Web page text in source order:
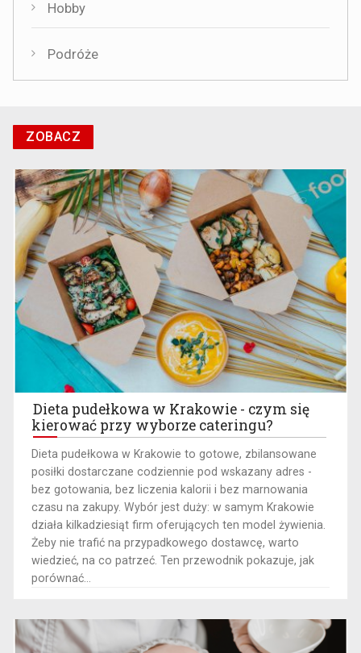
Hobby
Podróże
ZOBACZ
Dieta pudełkowa w Krakowie - czym się
kierować przy wyborze cateringu?
​Dieta pudełkowa w Krakowie to gotowe, zbilansowane
posiłki dostarczane codziennie pod wskazany adres -
bez gotowania, bez liczenia kalorii i bez marnowania
czasu na zakupy. Wybór jest duży: w samym Krakowie
działa kilkadziesiąt firm oferujących ten model żywienia.
Żeby nie trafić na przypadkowego dostawcę, warto
wiedzieć, na co patrzeć. Ten przewodnik pokazuje, jak
porównać...